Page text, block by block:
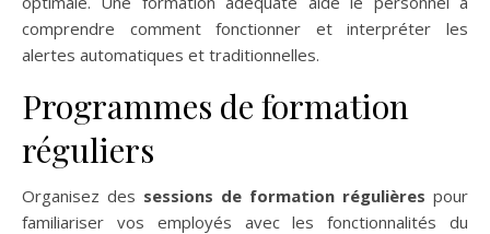
comprendre comment fonctionner et interpréter les
alertes automatiques et traditionnelles.
Programmes de formation
réguliers
Organisez des sessions de formation régulières pour
familiariser vos employés avec les fonctionnalités du